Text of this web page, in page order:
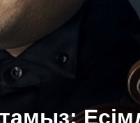
тамыз: